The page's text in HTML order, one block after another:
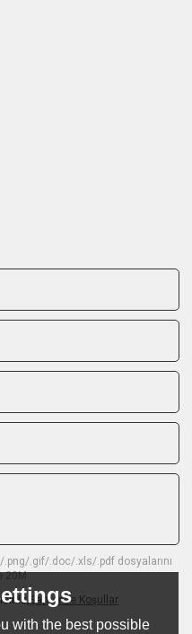
.png/.gif/.doc/.xls/.pdf dosyalarını
20M
Şartlar ve Koşullar
with the best possible